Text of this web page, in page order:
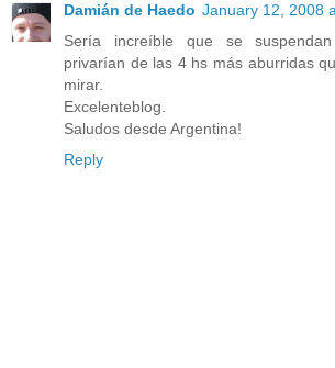
Damián de Haedo January 12, 2008
Sería increíble que se
privarían de las 4 hs más aburridas
mirar.
Excelenteblog.
Saludos desde Argentina!
Reply